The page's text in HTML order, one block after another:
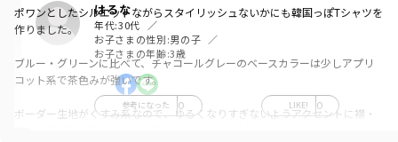
はるな
年代:30代
お子さまの性別:男の子
お子さまの年齢:3歳
参考になった 0 LIKE! 0
ポワンとしたシルエットながらスタイリッシュないかにも韓国っぽTシャツを
作りました。
ブルー・グリーンに比べて、チャコールグレーのベースカラーは少しアプリ
コット系で茶色みが強いです。
ボーダー生地がくすみ系なので、ゆるくなりすぎないようアクセントに襟・